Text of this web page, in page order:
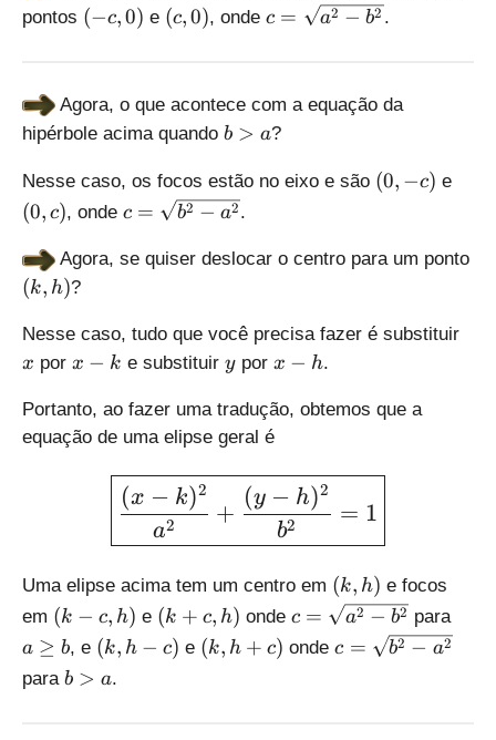
pontos (
0
)
(−c,0) e (
)
(c,0), ondec
q
rt
a
-
2
}
c = a2 − b2.
Agora, o que acontece com a equação da
hipérbole acima quando b
a
b > a?
Nesse caso, os focos estão no eixo e são (
-
(0, −c) e
c
(0, c), ondec
\
rt
{
^
2
a
^
}
c = b2 − a2.
Agora, se quiser deslocar o centro para um ponto
(
,
h
(k, h)?
Nesse caso, tudo que você precisa fazer é substituir
x por x
k
x − k e substituir y
ypor x
h
x − h.
Portanto, ao fazer uma tradução, obtemos que a
equação de uma elipse geral é
\large
a2
(x − k)2
+
b2
(y − h)2
= 1
Uma elipse acima tem um centro em (
k
,
h
(k, h) e focos
em (
k
c
(k − c, h) e (
k
+
(k + c, h) onde c
=
c = a2 − b2 para
\
a ≥ b, e (
k
(k, h − c) e (
(k, h + c) ondec
c = b2 − a2
para b
b > a.